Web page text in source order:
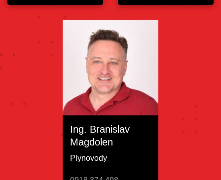
Ing. Branislav
Magdolen
Plynovody